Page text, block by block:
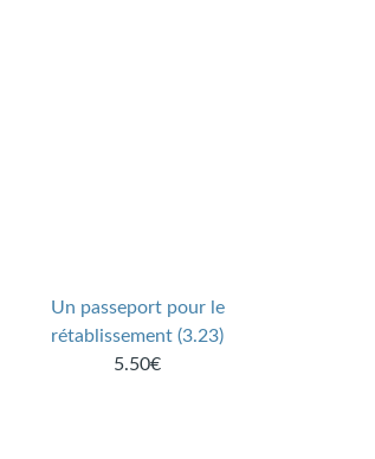
Un passeport pour le
rétablissement (3.23)
5.50€